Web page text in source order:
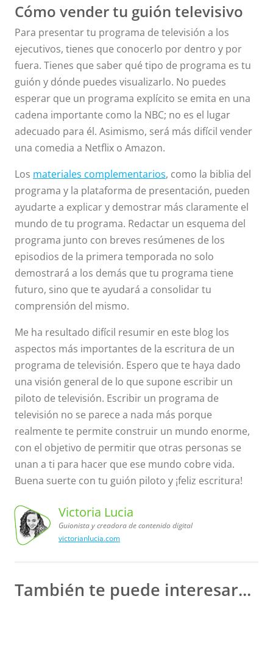
Cómo vender tu guión televisivo
Para presentar tu programa de televisión a los
ejecutivos, tienes que conocerlo por dentro y por
fuera. Tienes que saber qué tipo de programa es tu
guión y dónde puedes visualizarlo. No puedes
esperar que un programa explícito se emita en una
cadena importante como la NBC; no es el lugar
adecuado para él. Asimismo, será más difícil vender
una comedia a Netflix o Amazon.
Los materiales complementarios, como la biblia del
programa y la plataforma de presentación, pueden
ayudarte a explicar y demostrar más claramente el
mundo de tu programa. Redactar un esquema del
programa junto con breves resúmenes de los
episodios de la primera temporada no solo
demostrará a los demás que tu programa tiene
futuro, sino que te ayudará a consolidar tu
comprensión del mismo.
Me ha resultado difícil resumir en este blog los
aspectos más importantes de la escritura de un
programa de televisión. Espero que te haya dado
una visión general de lo que supone escribir un
piloto de televisión. Escribir un programa de
televisión no se parece a nada más porque
realmente te permite construir un mundo enorme,
con el objetivo de permitir que otras personas se
unan a ti para hacer que ese mundo cobre vida.
Buena suerte con tu guión piloto y ¡feliz escritura!
Victoria
Lucia,
Guionista
y creadora
de contenido
digital
Victoria Lucia
Guionista y creadora de contenido digital
victorianlucia.com
También te puede interesar...